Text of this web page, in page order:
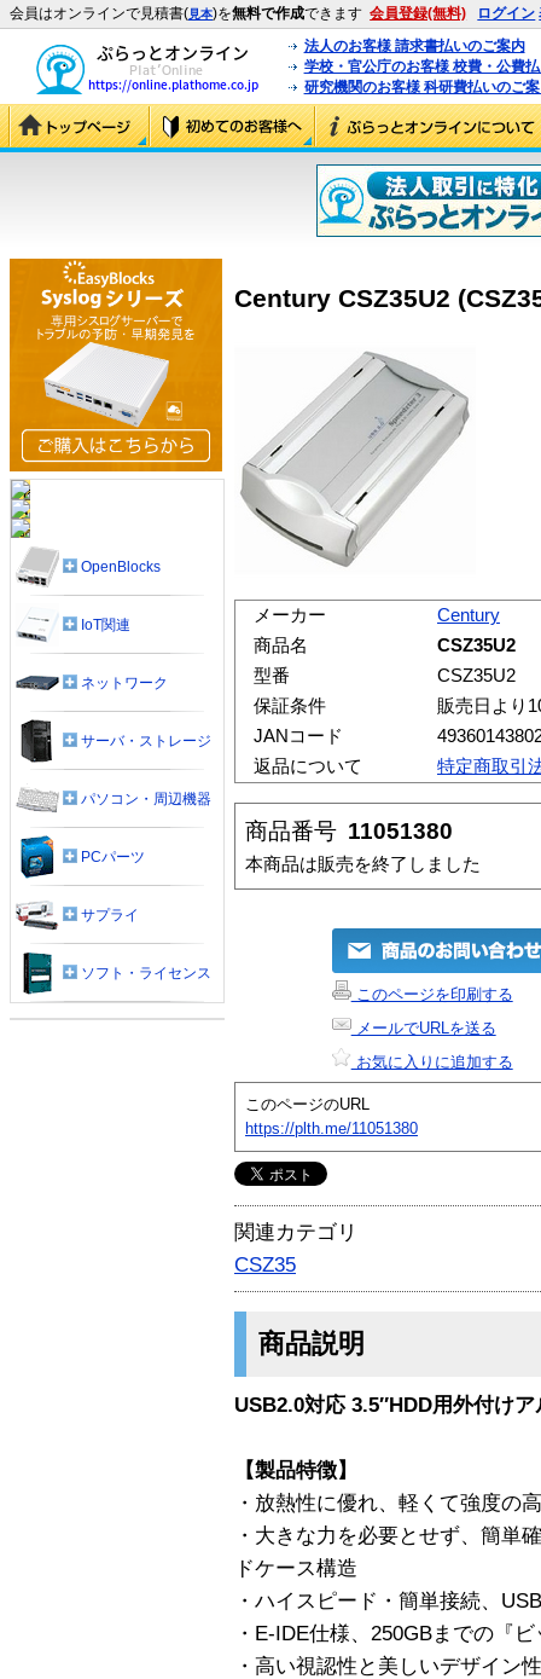
会員はオンラインで見積書(見本)を無料で作成できます 会員登録(無料) ログイン
法人のお客様 請求書払いのご案内
学校・官公庁のお客様 校費・公費
研究機関のお客様 科研費払いのご
Century CSZ35U2
メーカー
Century
商品名
CSZ35U2
型番
CSZ35U2
保証条件
販売日より
JANコード
返品について
特定商取引
商品番号 11051380
本商品は販売を終了しました
このページを印刷する
メールでURLを送る
お気に入りに追加する
このページのURL
https://plth.me/11051380
関連カテゴリ
CSZ35
商品説明
USB2.0対応 3.5″HDD用外付け
【製品特徴】
・放熱性に優れ、軽くて強度の
・大きな力を必要とせず、簡単
ドケース構造
・ハイスピード・簡単接続、
・E-IDE仕様、250GBまでの『
・高い視認性と美しいデザイン
OpenBlocks
IoT関連
ネットワーク
サーバ・ストレージ
パソコン・周辺機器
PCパーツ
サプライ
ソフト・ライセンス